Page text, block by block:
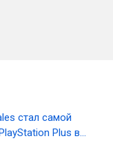
стал самой
Plus в